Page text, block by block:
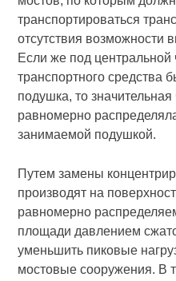
транспортироваться
отсутствия возможности
Если же под центральной
транспортного средства
подушка, то значительная
равномерно
занимаемой подушкой.
Путем замены
производят на
равномерно
площади давлением
уменьшить пиковые
мостовые сооружения. В